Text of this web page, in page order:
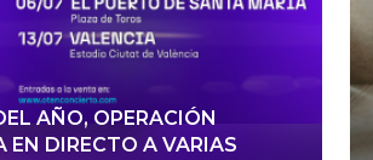
AÑO, OPERACIÓN
EN DIRECTO A VARIAS